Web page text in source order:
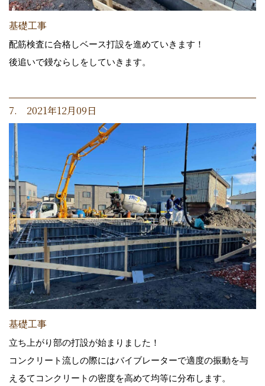
基礎工事
配筋検査に合格しベース打設を進めていきます！
後追いで鏝ならしをしていきます。
7. 2021年12月09日
基礎工事
立ち上がり部の打設が始まりました！
コンクリート流しの際にはバイブレーターで適度の振動を与
えるてコンクリートの密度を高めて均等に分布します。